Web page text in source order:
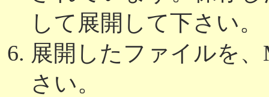
して展開して下さい。
展開したファイルを、
さい。